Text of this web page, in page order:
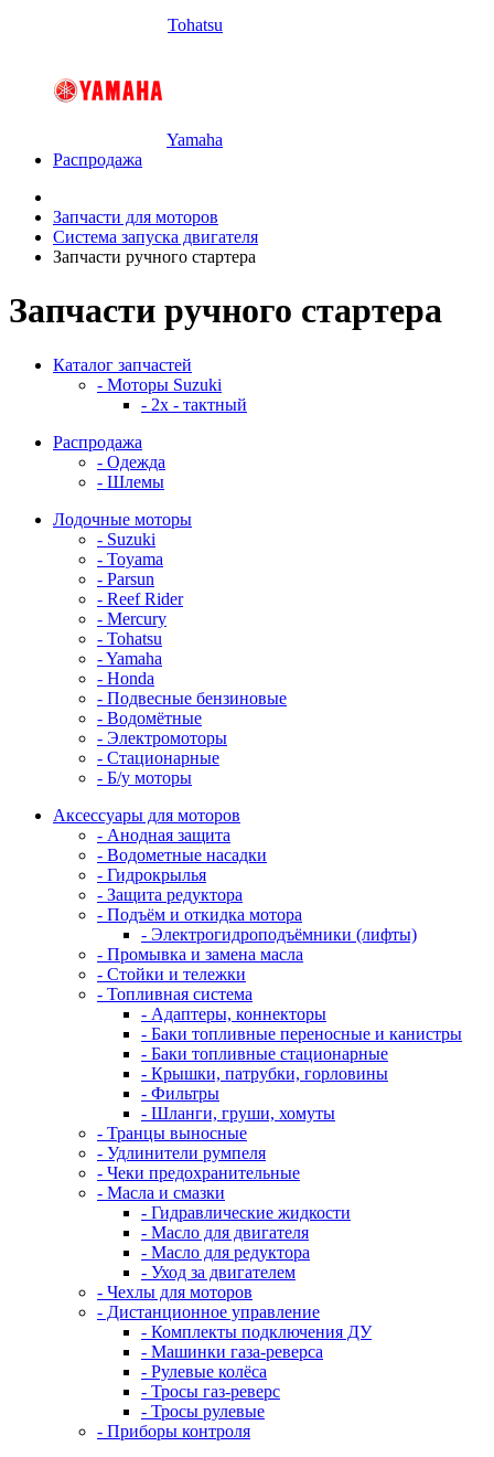
Tohatsu
Yamaha
Распродажа
Запчасти для моторов
Система запуска двигателя
Запчасти ручного стартера
Запчасти ручного стартера
Каталог запчастей
- Моторы Suzuki
- 2x - тактный
Распродажа
- Одежда
- Шлемы
Лодочные моторы
- Suzuki
- Toyama
- Parsun
- Reef Rider
- Mercury
- Tohatsu
- Yamaha
- Honda
- Подвесные бензиновые
- Водомётные
- Электромоторы
- Стационарные
- Б/у моторы
Аксессуары для моторов
- Анодная защита
- Водометные насадки
- Гидрокрылья
- Защита редуктора
- Подъём и откидка мотора
- Электрогидроподъёмники (лифты)
- Промывка и замена масла
- Стойки и тележки
- Топливная система
- Адаптеры, коннекторы
- Баки топливные переносные и канистры
- Баки топливные стационарные
- Крышки, патрубки, горловины
- Фильтры
- Шланги, груши, хомуты
- Транцы выносные
- Удлинители румпеля
- Чеки предохранительные
- Масла и смазки
- Гидравлические жидкости
- Масло для двигателя
- Масло для редуктора
- Уход за двигателем
- Чехлы для моторов
- Дистанционное управление
- Комплекты подключения ДУ
- Машинки газа-реверса
- Рулевые колёса
- Тросы газ-реверс
- Тросы рулевые
- Приборы контроля